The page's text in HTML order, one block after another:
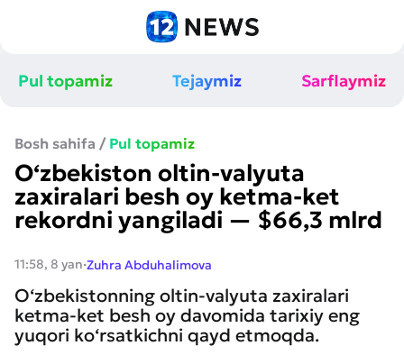
Pul topamiz Tejaymiz Sarflaymiz
Bosh sahifa / Pul topamiz
O‘zbekiston oltin-valyuta
zaxiralari besh oy ketma-ket
rekordni yangiladi — $66,3 mlrd
11:58, 8 yan·Zuhra Abduhalimova
O‘zbekistonning oltin-valyuta zaxiralari
ketma-ket besh oy davomida tarixiy eng
yuqori ko‘rsatkichni qayd etmoqda.